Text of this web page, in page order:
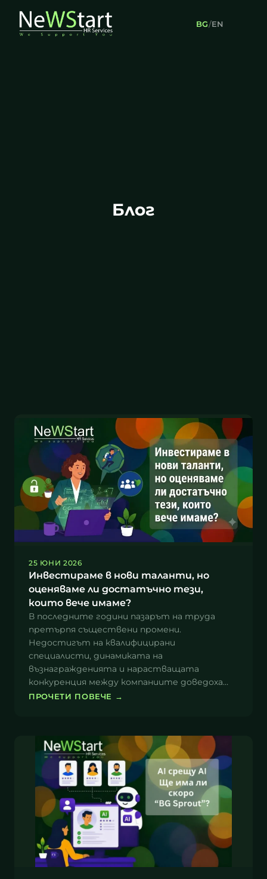
BG/EN
Блог
25 ЮНИ 2026
Инвестираме в нови таланти, но
оценяваме ли достатъчно тези,
които вече имаме?
В последните години пазарът на труда
претърпя съществени промени.
Недостигът на квалифицирани
специалисти, динамиката на
възнагражденията и нарастващата
конкуренция между компаниите доведоха…
ПРОЧЕТИ ПОВЕЧЕ →